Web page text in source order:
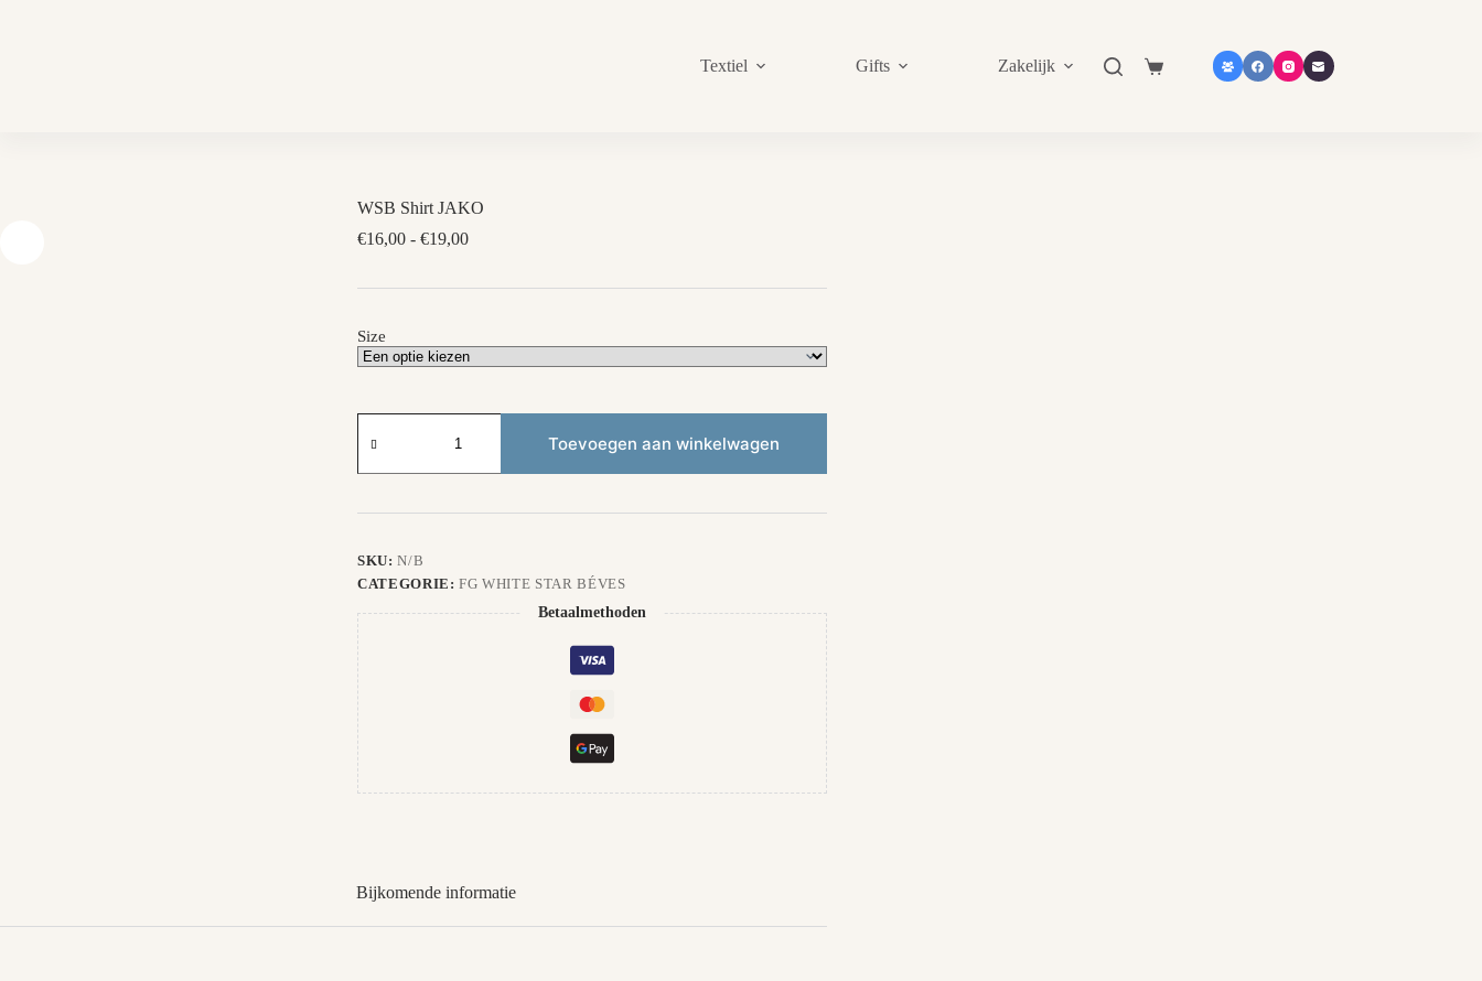
Textiel
Gifts Zakelijk Shop in shop Contact
Shopping
WSB Shirt JAKO
€16,00 - €19,00Prijsklasse:
Size
Shirt
aantal
Toevoegen aan winkelwagen
SKU:N/B
CATEGORIE:FG WHITE STAR BÉVES
Betaalmethoden
Bijkomende informatie